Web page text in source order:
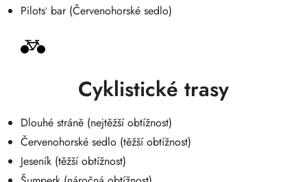
Pilots’ bar (Červenohorské sedlo)
Cyklistické trasy
Dlouhé stráně (nejtěžší obtížnost)
Červenohorské sedlo (těžší obtížnost)
Jeseník (těžší obtížnost)